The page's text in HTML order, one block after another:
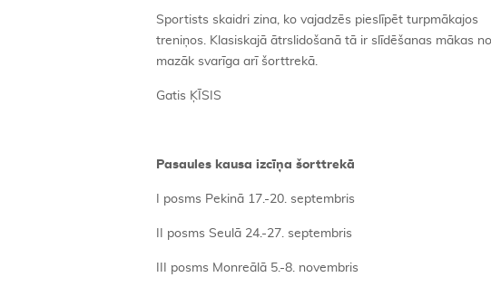
Sportists skaidri zina, ko vajadzēs pieslīpēt turpmākajos
treniņos. Klasiskajā ātrslidošanā tā ir slīdēšanas mākas
mazāk svarīga arī šorttrekā.
Gatis ĶĪSIS
Pasaules kausa izcīņa šorttrekā
I posms Pekinā 17.-20. septembris
II posms Seulā 24.-27. septembris
III posms Monreālā 5.-8. novembris